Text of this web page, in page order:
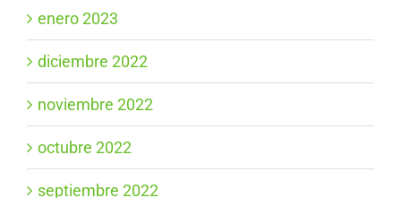
enero 2023
diciembre 2022
noviembre 2022
octubre 2022
septiembre 2022